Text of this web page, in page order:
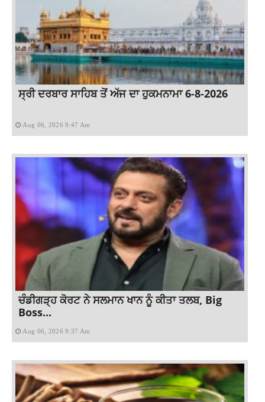
ਸ੍ਰੀ ਦਰਬਾਰ ਸਾਹਿਬ ਤੋਂ ਅੱਜ ਦਾ ਹੁਕਮਨਾਮਾ 6-8-2026
Aug 06, 2026 9:47 Am
ਚੰਡੀਗੜ੍ਹ ਕੋਰਟ ਨੇ ਸਲਮਾਨ ਖਾਨ ਨੂੰ ਕੀਤਾ ਤਲਬ, Big
Boss...
Aug 06, 2026 9:37 Am